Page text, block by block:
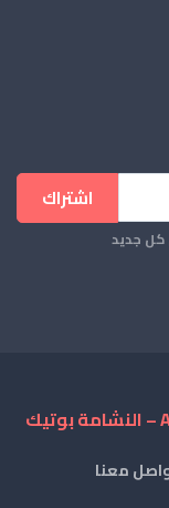
اشتراك
كل جديد
معنا